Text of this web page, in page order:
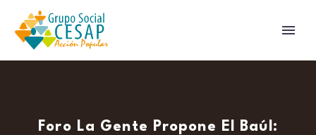
Foro La Gente Propone El Baúl: